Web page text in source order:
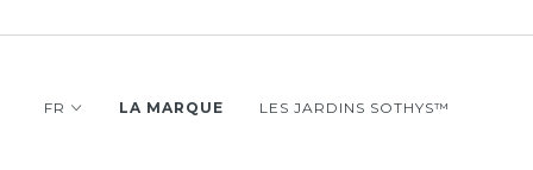
FR LA MARQUE LES JARDINS SOTHYS™